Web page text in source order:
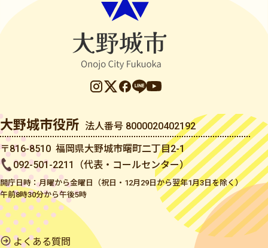
大野城市役所 法人番号 8000020402192
〒816-8510 福岡県大野城市曙町二丁目2-1
092-501-2211（代表・コールセンター）
開庁日時：月曜から金曜日（祝日・12月29日から翌年1月3日を除く）
午前8時30分から午後5時
よくある質問